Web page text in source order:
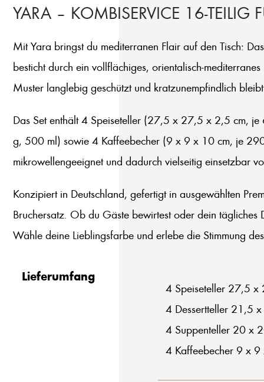
YARA – KOMBISERVICE 16‑TEILIG
Mit Yara bringst du mediterranen Flair auf den Tisch:
besticht durch ein vollflächiges, orientalisch-
Muster langlebig geschützt und kratzunempfindlich
Das Set enthält 4 Speiseteller (27,5 x 27,5 x 2,5 cm,
g, 500 ml) sowie 4 Kaffeebecher (9 x 9 x 10 cm, je
mikrowellengeeignet und dadurch vielseitig einsetzbar
Konzipiert in Deutschland, gefertigt in ausgewählten
Bruchersatz. Ob du Gäste bewirtest oder dein tägliches
Wähle deine Lieblingsfarbe und erlebe die Stimmung
Lieferumfang
4 Speiseteller 27,5
4 Dessertteller 21,5
4 Suppenteller 20 x
4 Kaffeebecher 9 x